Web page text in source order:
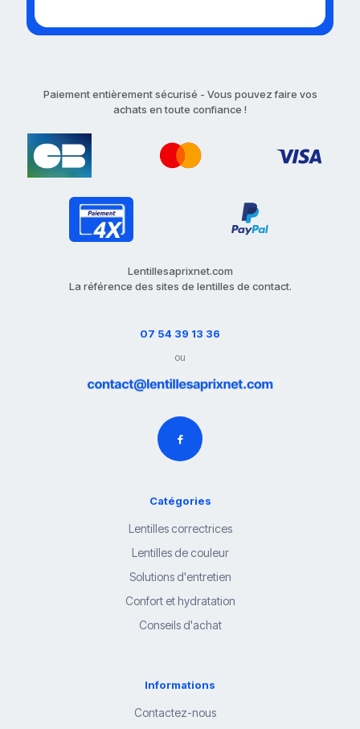
Paiement entièrement sécurisé - Vous pouvez faire vos
achats en toute confiance !
Lentillesaprixnet.com
La référence des sites de lentilles de contact.
07 54 39 13 36
ou
Catégories
Lentilles correctrices
Lentilles de couleur
Solutions d'entretien
Confort et hydratation
Conseils d'achat
Informations
Contactez-nous